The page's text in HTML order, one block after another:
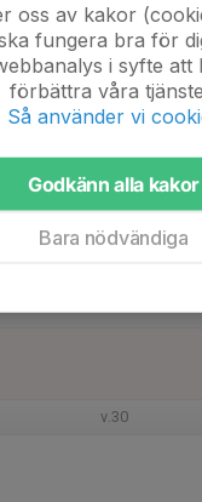
v.30
oss av kakor
fungera bra för
i syfte att
förbättra våra
Så använder vi
Godkänn alla kakor
Bara nödvändiga